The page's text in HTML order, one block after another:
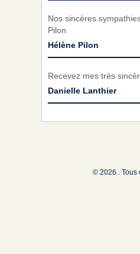
Nos sincères
Pilon
Hélène Pilon
Recevez mes très
Danielle Lanthier
© 2026 . Tous